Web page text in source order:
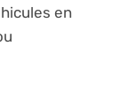
en